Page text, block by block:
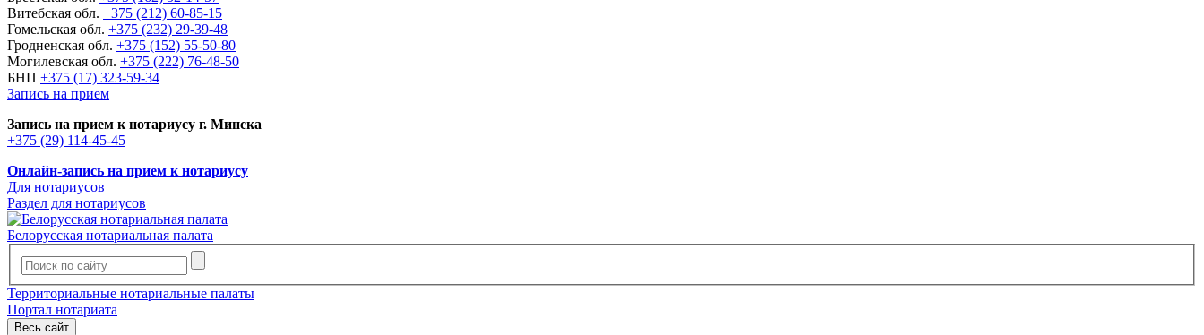
Витебская обл. +375 (212) 60-85-15
Гомельская обл. +375 (232) 29-39-48
Гродненская обл. +375 (152) 55-50-80
Могилевская обл. +375 (222) 76-48-50
БНП +375 (17) 323-59-34
Запись на прием
Запись на прием к нотариусу г. Минска
+375 (29) 114-45-45
Онлайн-запись на прием к нотариусу
Для нотариусов
Раздел для нотариусов
Белорусская нотариальная палата
Территориальные нотариальные палаты
Портал нотариата
Весь сайт